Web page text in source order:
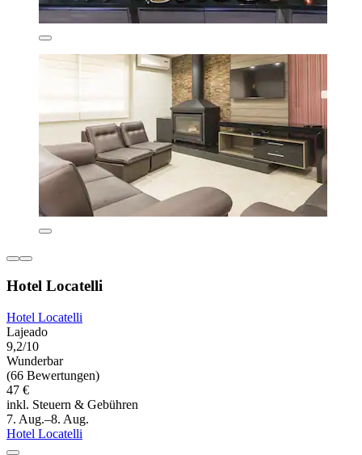
Hotel Locatelli
Hotel Locatelli
Lajeado
9,2/10
Wunderbar
(66 Bewertungen)
47 €
inkl. Steuern & Gebühren
7. Aug.–8. Aug.
Hotel Locatelli